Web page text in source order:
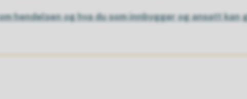
hendelsen og hva du som innbygger og ansatt kan